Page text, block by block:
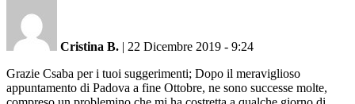
Cristina B. | 22 Dicembre 2019 - 9:24
Grazie Csaba per i tuoi suggerimenti; Dopo il meraviglioso
appuntamento di Padova a fine Ottobre, ne sono successe molte,